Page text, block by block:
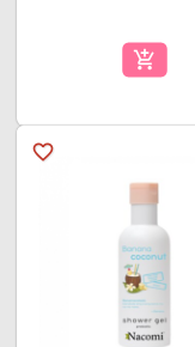
add_shopping_cart
favorite_border